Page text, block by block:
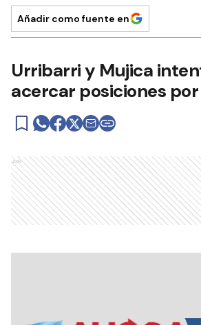
Añadir como fuente en
Urribarri y Mujica
acercar posiciones
Ads